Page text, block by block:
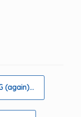
(again)…